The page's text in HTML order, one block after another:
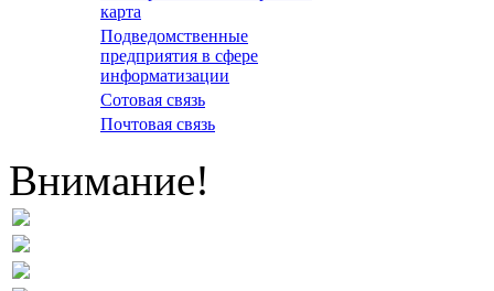
карта
Подведомственные
предприятия в сфере
информатизации
Сотовая связь
Почтовая связь
Внимание!